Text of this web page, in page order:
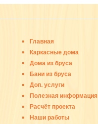
Главная
Каркасные дома
Дома из бруса
Бани из бруса
Доп. услуги
Полезная информация
Расчёт проекта
Наши работы